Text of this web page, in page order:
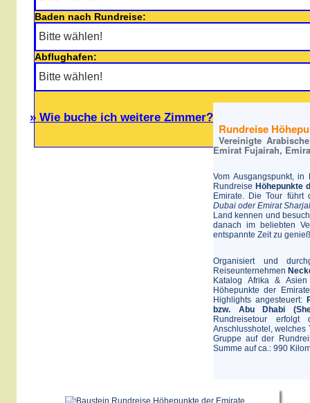
Baden nach Rundreise:
Abflughafen:
» Wie buche ich weitere Zimmer?
Rundreise
Vereinigte
Emirat Fujairah,
Vom Ausgangspunkt,
Rundreise Höhepunkte
Emirate. Die Tour
Dubai oder Emirat
Land kennen und
danach im beliebten
entspannte Zeit zu
Organisiert und
Reiseunternehmen
Katalog Afrika &
Höhepunkte der
Highlights angesteuert:
bzw. Abu Dhabi
Rundreisetour
Anschlusshotel, welches
Gruppe auf der
Summe auf ca.: 990